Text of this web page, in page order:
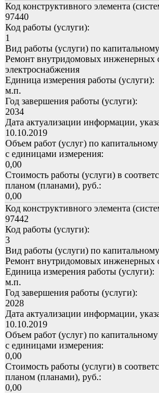
Код конструктивного элемента
97440
Код работы (услуги):
1
Вид работы (услуги) по
Ремонт внутридомовых инженерных
электроснабжения
Единица измерения работы (услуги):
м.п.
Год завершения работы (услуги):
2034
Дата актуализации информации,
10.10.2019
Объем работ (услуг) по
с единицами измерения:
0,00
Стоимость работы (услуги) в
планом (планами), руб.:
0,00
Код конструктивного элемента
97442
Код работы (услуги):
3
Вид работы (услуги) по
Ремонт внутридомовых инженерных
Единица измерения работы (услуги):
м.п.
Год завершения работы (услуги):
2028
Дата актуализации информации,
10.10.2019
Объем работ (услуг) по
с единицами измерения:
0,00
Стоимость работы (услуги) в
планом (планами), руб.:
0,00